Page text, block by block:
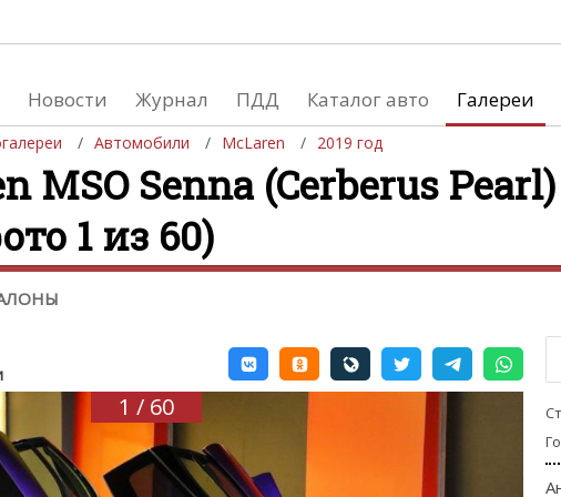
Новости Журнал ПДД Каталог авто Галереи
Автомобили McLaren 2019 год
MSO Senna (Cerberus Pearl)
1 из 60)
Девушки
Девушки и автомобили
Девушки и мото
Список мировых автосалонов
1 / 60